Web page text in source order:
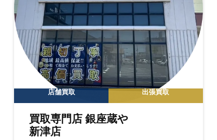
店舗買取 出張買取
買取専門店 銀座蔵や
新津店